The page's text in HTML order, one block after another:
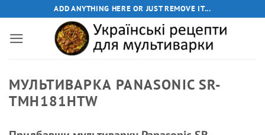
ADD ANYTHING HERE OR JUST REMOVE IT...
МУЛЬТИВАРКА PANASONIC SR-
TMH181HTW